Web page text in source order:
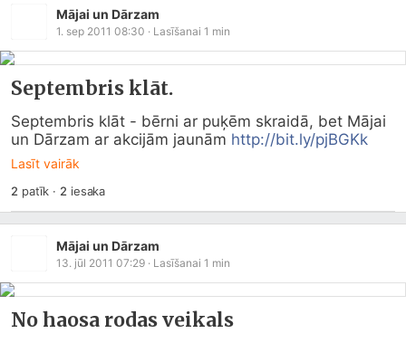
Mājai un Dārzam
1. sep 2011 08:30 · Lasīšanai 1 min
Septembris klāt.
Septembris klāt - bērni ar puķēm skraidā, bet Mājai
un Dārzam ar akcijām jaunām http://bit.ly/pjBGKk
Lasīt vairāk
2 patīk · 2 iesaka
Mājai un Dārzam
13. jūl 2011 07:29 · Lasīšanai 1 min
No haosa rodas veikals